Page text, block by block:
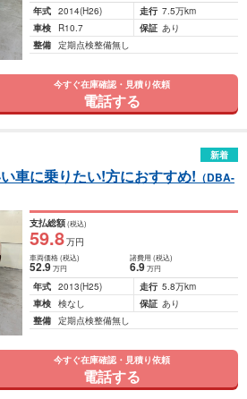
年式 2014(H26) 走行 7.5万km
車検
R10.7 保証 あり
整備 定期点検整備無し
今すぐ在庫確認・見積り依頼
電話する
新着
車に乗りたい!方におすすめ! （DBA-
支払総額(税込)
59.8万円
車両価格(税込)
52.9万円
諸費用 (税込)
6.9 万円
年式 2013(H25) 走行 5.8万km
車検 検なし 保証 あり
整備 定期点検整備無し
今すぐ在庫確認・見積り依頼
電話する